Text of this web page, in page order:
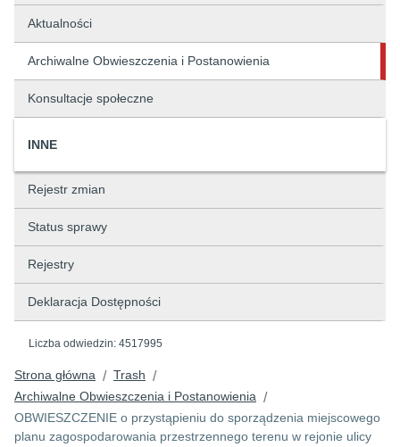
Aktualności
Archiwalne Obwieszczenia i Postanowienia
Konsultacje społeczne
INNE
Rejestr zmian
Status sprawy
Rejestry
Deklaracja Dostępności
Liczba odwiedzin: 4517995
Strona główna / Trash /
Archiwalne Obwieszczenia i Postanowienia /
OBWIESZCZENIE o przystąpieniu do sporządzenia miejscowego
planu zagospodarowania przestrzennego terenu w rejonie ulicy